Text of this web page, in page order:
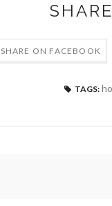
SHARE ON FACEBOOK
TAGS: